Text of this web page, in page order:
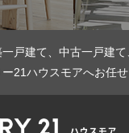
戸建て、中古一戸建
21ハウスモアへお任せ